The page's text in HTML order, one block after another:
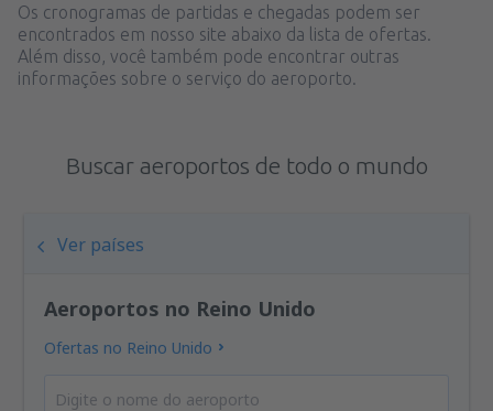
Os cronogramas de partidas e chegadas podem ser
encontrados em nosso site abaixo da lista de ofertas.
Além disso, você também pode encontrar outras
informações sobre o serviço do aeroporto.
Buscar aeroportos de todo o mundo
Ver países
Aeroportos no Reino Unido
Ofertas no Reino Unido